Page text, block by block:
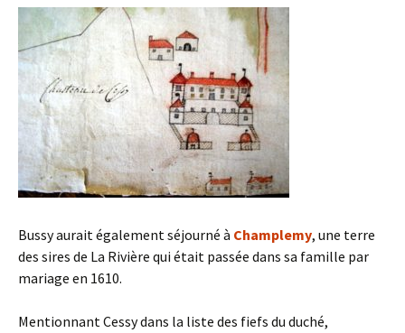
Bussy aurait également séjourné à Champlemy, une terre
des sires de La Rivière qui était passée dans sa famille par
mariage en 1610.
Mentionnant Cessy dans la liste des fiefs du duché,